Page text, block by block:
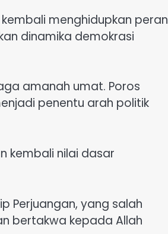
kembali menghidupkan peran
dinamika demokrasi
amanah umat. Poros
penentu arah politik
kembali nilai dasar
Perjuangan, yang salah
bertakwa kepada Allah